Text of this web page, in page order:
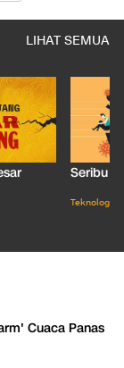
LIHAT SEMUA
Seribu
Teknologi
Cuaca Panas